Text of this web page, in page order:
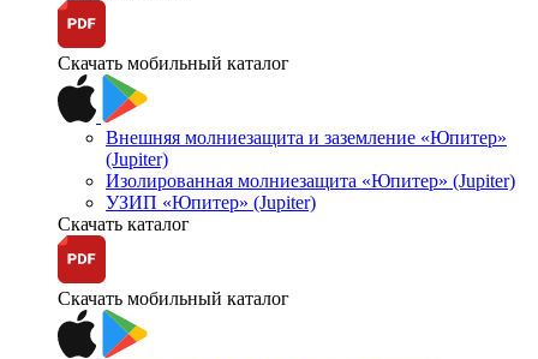
Скачать мобильный каталог
Внешняя молниезащита и заземление «Юпитер»
(Jupiter)
Изолированная молниезащита «Юпитер» (Jupiter)
УЗИП «Юпитер» (Jupiter)
Скачать каталог
Скачать мобильный каталог